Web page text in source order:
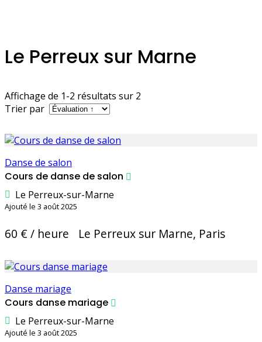
Le Perreux sur Marne
Affichage de 1-2 résultats sur 2
Trier par
Danse de salon
Cours de danse de salon
Le Perreux-sur-Marne
Ajouté le 3 août 2025
60 € / heure Le Perreux sur Marne, Paris
Danse mariage
Cours danse mariage
Le Perreux-sur-Marne
Ajouté le 3 août 2025